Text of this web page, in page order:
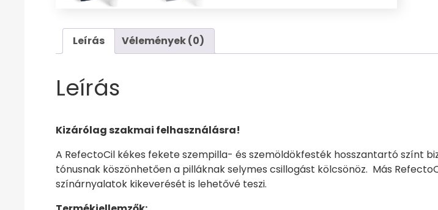
Leírás Vélemények (0)
Leírás
Kizárólag szakmai felhasználásra!
A RefectoCil kékes fekete szempilla- és szemöldökfesték hosszantartó színt
tónusnak köszönhetően a pilláknak selymes csillogást kölcsönöz. Más
színárnyalatok kikeverését is lehetővé teszi.